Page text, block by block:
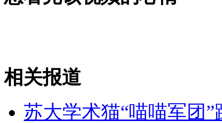
调查称国内茶叶农药残留多
山西运城恶犬咬伤多人 警民合力深夜将其击毙
相关报道
苏大学术猫“喵喵军团”